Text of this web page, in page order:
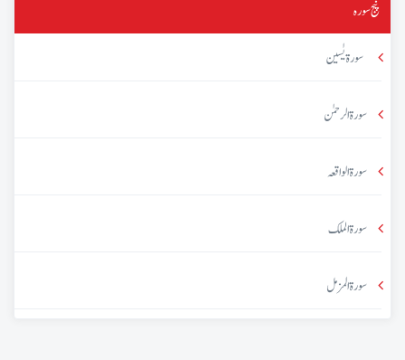
پنج سورہ
سورۃ یٰسین
سورۃ الرحمٰن
سورۃ الواقعہ
سورۃ الملک
سورۃ المزمل